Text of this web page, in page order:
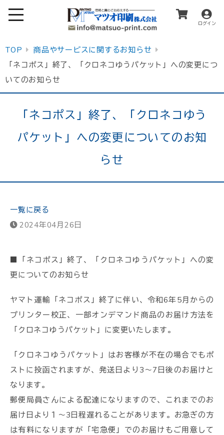
ログイン
TOP
商品やサービスに関するお知らせ
「ネコポス」終了、「クロネコゆうパケット」への変更につ
いてのお知らせ
「ネコポス」終了、「クロネコゆう
パケット」への変更についてのお知
らせ
一覧に戻る
2024年04月26日
■「ネコポス」終了、「クロネコゆうパケット」への変
更についてのお知らせ
ヤマト運輸「ネコポス」終了に伴い、令和6年5月からの
プリンター校正、一部オンデマンド商品のお届け方法を
「クロネコゆうパケット」に変更いたします。
「クロネコゆうパケット」はお客様が不在の場合でもポ
ストに投函されますが、発送日より3～7日後のお届けと
なります。
郵便局員さんによる配達になりますので、これまでのお
届け日より１～3日程遅れることがあります。お急ぎの方
は有料になりますが「宅急便」でのお届けもご用意して